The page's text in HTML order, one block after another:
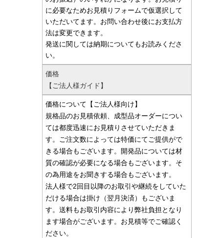
に必要なためお見積りフォームで仮選択して
いただいてます。お問い合わせ後にお支払方
法は変更できます。
発送に関しては納期についてもお読みくださ
い。
価格
【ご法人様ガイド】
価格について【ご法人様向け】
規格品のお見積依頼、成型品オーダーについ
ては都度迅速にお見積りさせていただきま
す。ご注文数によっては特価にてご提供がで
きる場合もございます。開発品については材
質の確認が必要になる場合もございます。そ
の為用途をお聞きする場合もございます。
法人様で2回目以降のお取引や継続をしていた
だける場合は掛け（翌月決済）もございま
す。送料もお取引内容により弊社負担となり
ます場合がございます。お見積等でご確認く
ださい。